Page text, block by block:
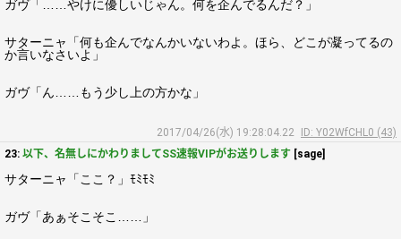
ガヴ「……やけに優しいじゃん。何を企んでるんだ？」
サターニャ「何も企んでなんかいないわよ。ほら、どこが凝ってるの
か言いなさいよ」
ガヴ「ん……もう少し上の方かな」
2017/04/26(水) 19:28:04.22
ID: Y02WfCHL0 (43)
23: 以下、名無しにかわりましてSS速報VIPがお送りします [sage]
サターニャ「ここ？」ﾓﾐﾓﾐ
ガヴ「あぁそこそこ……」